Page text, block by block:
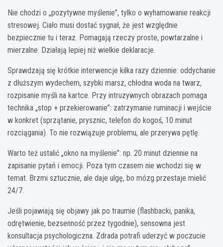
Nie chodzi o „pozytywne myślenie”, tylko o wyhamowanie reakcji
stresowej. Ciało musi dostać sygnał, że jest względnie
bezpiecznie tu i teraz. Pomagają rzeczy proste, powtarzalne i
mierzalne. Działają lepiej niż wielkie deklaracje.
Sprawdzają się krótkie interwencje kilka razy dziennie: oddychanie
z dłuższym wydechem, szybki marsz, chłodna woda na twarz,
rozpisanie myśli na kartce. Przy intruzywnych obrazach pomaga
technika „stop + przekierowanie”: zatrzymanie ruminacji i wejście
w konkret (sprzątanie, prysznic, telefon do kogoś, 10 minut
rozciągania). To nie rozwiązuje problemu, ale przerywa pętlę.
Warto też ustalić „okno na myślenie”: np. 20 minut dziennie na
zapisanie pytań i emocji. Poza tym czasem nie wchodzi się w
temat. Brzmi sztucznie, ale daje ulgę, bo mózg przestaje mielić
24/7.
Jeśli pojawiają się objawy jak po traumie (flashbacki, panika,
odrętwienie, bezsenność przez tygodnie), sensowna jest
konsultacja psychologiczna. Zdrada potrafi uderzyć w poczucie